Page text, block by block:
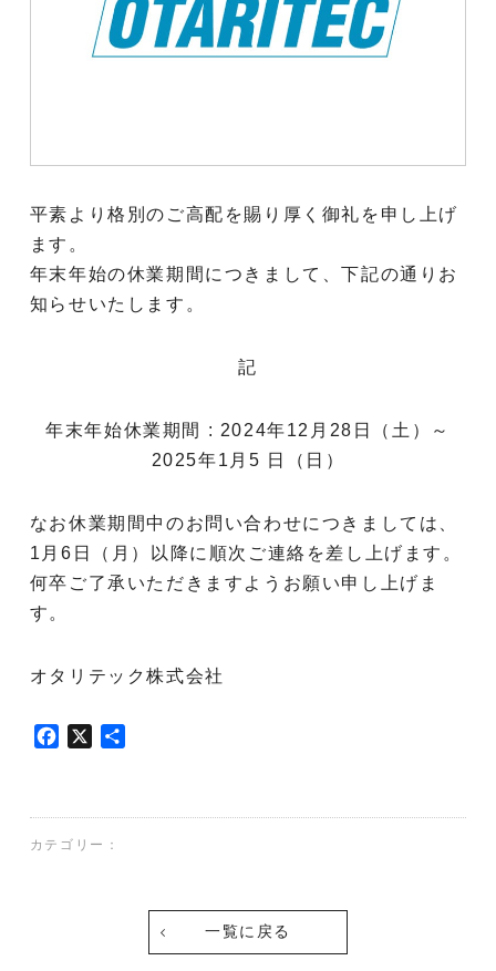
平素より格別のご高配を賜り厚く御礼を申し上げ
ます。
年末年始の休業期間につきまして、下記の通りお
知らせいたします。
記
年末年始休業期間 : 2024年12月28日（土）～
2025年1月5 日（日）
なお休業期間中のお問い合わせにつきましては、
1月6日（月）以降に順次ご連絡を差し上げます。
何卒ご了承いただきますようお願い申し上げま
す。
オタリテック株式会社
X
カテゴリー：
一覧に戻る